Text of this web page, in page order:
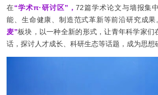
在“学术π·研讨区”，72篇学术论文与墙报集
能、生命健康、制造范式革新等前沿研究成果
麦”板块，以一种全新的形式，让青年科学家们
话，探讨人才成长、科研生态等话题，成为思想